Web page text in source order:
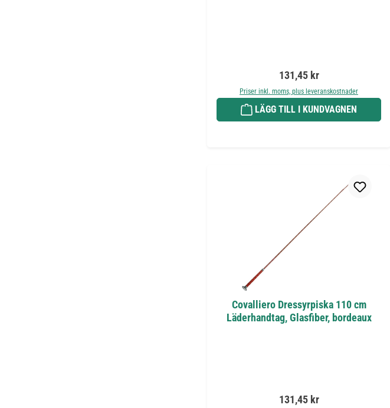
Ordinarie pris:
131,45 kr
Priser inkl. moms, plus leveranskostnader
LÄGG TILL I KUNDVAGNEN
Covalliero Dressyrpiska 110 cm
Läderhandtag, Glasfiber, bordeaux
Ordinarie pris:
131,45 kr